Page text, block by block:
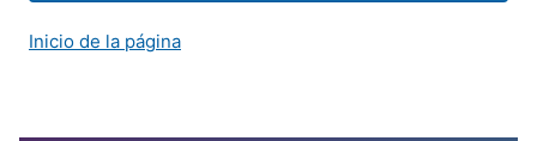
Inicio de la página